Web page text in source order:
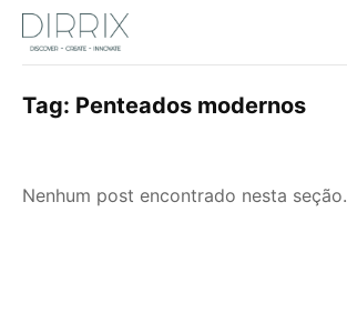
Tag: Penteados modernos
Nenhum post encontrado nesta seção.